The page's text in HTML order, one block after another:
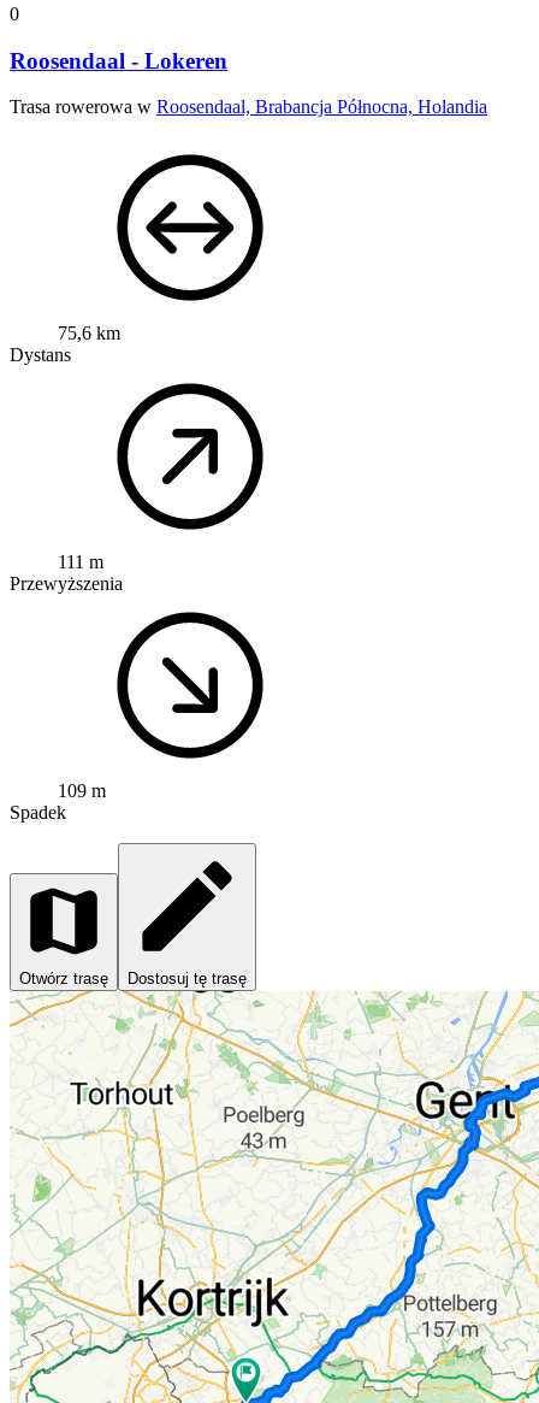
0
Roosendaal - Lokeren
Trasa rowerowa w Roosendaal, Brabancja Północna, Holandia
75,6 km
Dystans
111 m
Przewyższenia
109 m
Spadek
Otwórz trasę Dostosuj tę trasę